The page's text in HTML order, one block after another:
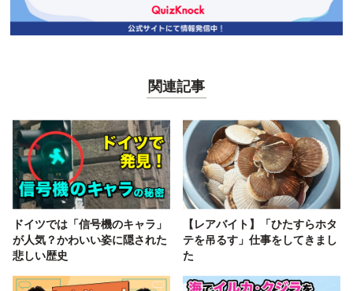
関連記事
ドイツでは「信号機のキャラ」
が人気？かわいい姿に隠された
悲しい歴史
【レアバイト】「ひたすらホタ
テを吊るす」仕事をしてきまし
た